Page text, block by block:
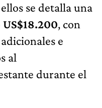
se detalla una
US$18.200, con
e
al
durante el